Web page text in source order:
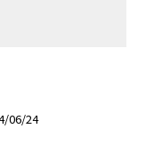
06/24